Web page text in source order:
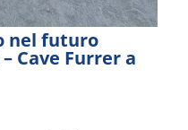
nel futuro
Cave Furrer a